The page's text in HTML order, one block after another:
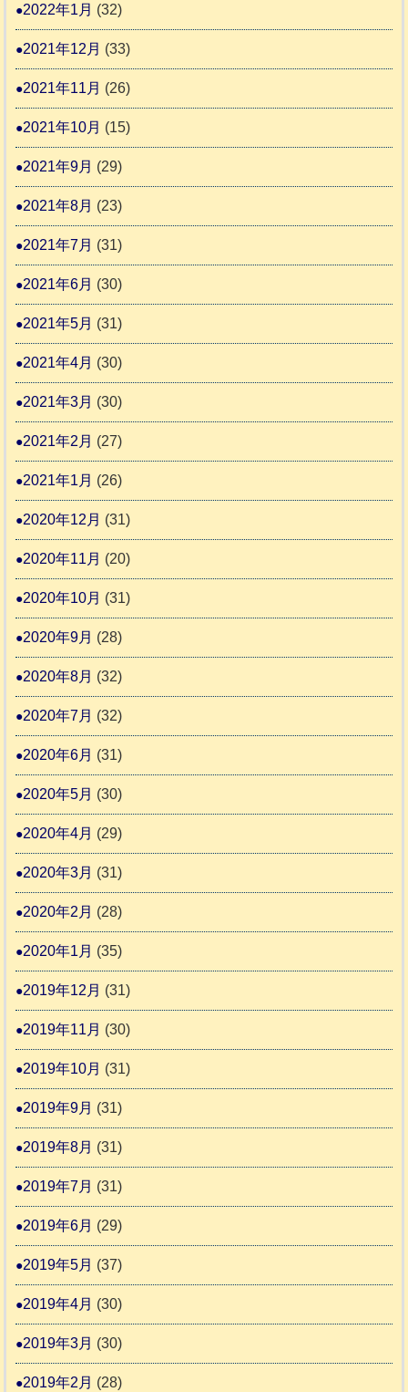
2022年1月 (32)
2021年12月 (33)
2021年11月 (26)
2021年10月 (15)
2021年9月 (29)
2021年8月 (23)
2021年7月 (31)
2021年6月 (30)
2021年5月 (31)
2021年4月 (30)
2021年3月 (30)
2021年2月 (27)
2021年1月 (26)
2020年12月 (31)
2020年11月 (20)
2020年10月 (31)
2020年9月 (28)
2020年8月 (32)
2020年7月 (32)
2020年6月 (31)
2020年5月 (30)
2020年4月 (29)
2020年3月 (31)
2020年2月 (28)
2020年1月 (35)
2019年12月 (31)
2019年11月 (30)
2019年10月 (31)
2019年9月 (31)
2019年8月 (31)
2019年7月 (31)
2019年6月 (29)
2019年5月 (37)
2019年4月 (30)
2019年3月 (30)
2019年2月 (28)